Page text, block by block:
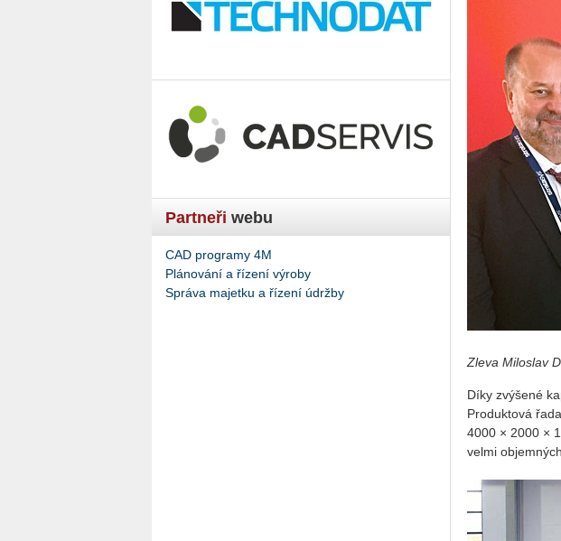
Partneři webu
CAD programy 4M
Plánování a řízení výroby
Správa majetku a řízení údržby
Zleva Miloslav
Díky zvýšené
Produktová
4000 × 2000 ×
velmi